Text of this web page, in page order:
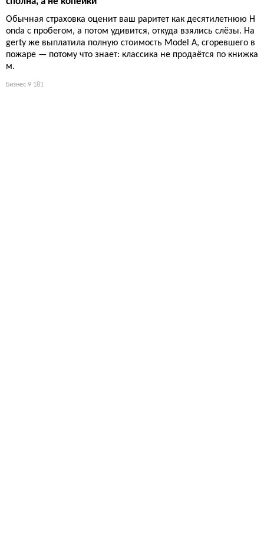
Обычная страховка оценит ваш раритет как десятилетнюю H
onda с пробегом, а потом удивится, откуда взялись слёзы. Ha
gerty же выплатила полную стоимость Model A, сгоревшего в
пожаре — потому что знает: классика не продаётся по книжка
м.
Бизнес 9 181